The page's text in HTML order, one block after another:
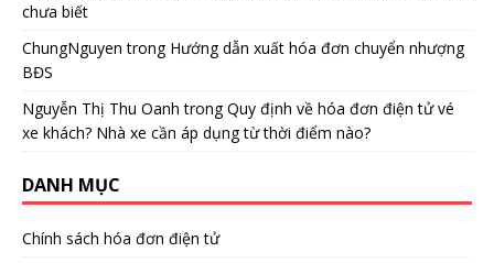
chưa biết
ChungNguyen trong Hướng dẫn xuất hóa đơn chuyển nhượng
BĐS
Nguyễn Thị Thu Oanh trongQuy định về hóa đơn điện tử vé
xe khách? Nhà xe cần áp dụng từ thời điểm nào?
DANH MỤC
Chính sách hóa đơn điện tử